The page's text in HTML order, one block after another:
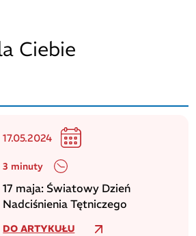
Ciebie
17.05.2024
3 minuty
17 maja: Światowy Dzień
Nadciśnienia Tętniczego
DO ARTYKUŁU